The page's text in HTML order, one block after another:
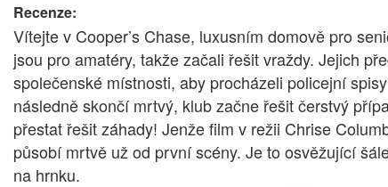
Recenze:
Vítejte v Cooper’s Chase, luxusním domově pro
jsou pro amatéry, takže začali řešit vraždy. Jejich
společenské místnosti, aby procházeli policejní
následně skončí mrtvý, klub začne řešit čerstvý
přestat řešit záhady! Jenže film v režii Chrise
působí mrtvě už od první scény. Je to osvěžující
na hrnku.